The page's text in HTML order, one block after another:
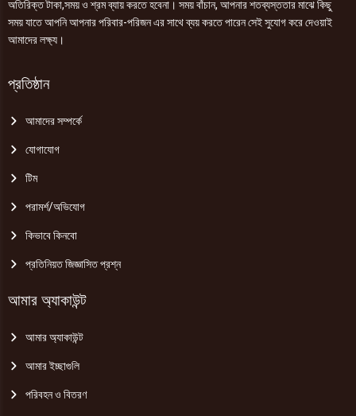
অতিরিক্ত টাকা,সময় ও শ্রম ব্যায় করতে হবেনা। সময় বাঁচান, আপনার শতব্যস্ততার মাঝে কিছু
সময় যাতে আপনি আপনার পরিবার-পরিজন এর সাথে ব্যয় করতে পারেন সেই সুযোগ করে দেওয়াই
আমাদের লক্ষ্য।
প্রতিষ্ঠান
আমাদের সম্পর্কে
যোগাযোগ
টিম
পরামর্শ/অভিযোগ
কিভাবে কিনবো
প্রতিনিয়ত জিজ্ঞাসিত প্রশ্ন
আমার অ্যাকাউন্ট
আমার অ্যাকাউন্ট
আমার ইচ্ছাগুলি
পরিবহন ও বিতরণ